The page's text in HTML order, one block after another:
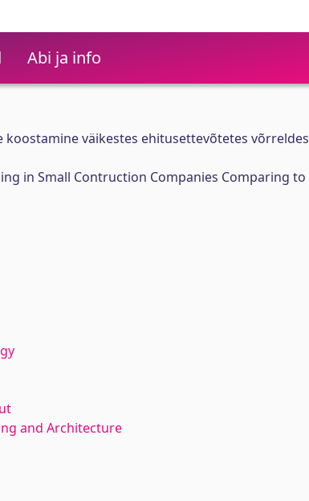
Abi ja info
koostamine väikestes ehitusettevõtetes võrreldes
in Small Contruction Companies Comparing to
and Architecture